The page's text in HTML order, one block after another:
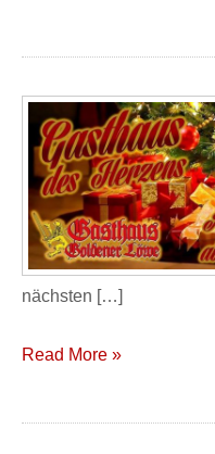
nächsten […]
Read More »